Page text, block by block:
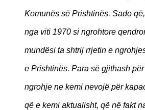
Komunës së Prishtinës. Sado
nga viti 1970 si ngrohtore
mundësi ta shtrij rrjetin e
e Prishtinës. Para së gjithash
ngrohje ne kemi nevojë për
që e kemi aktualisht, që në fakt